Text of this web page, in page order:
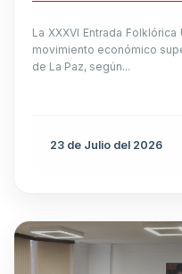
La XXXVI Entrada
movimiento económico
de La Paz, según...
23 de Julio del 2026